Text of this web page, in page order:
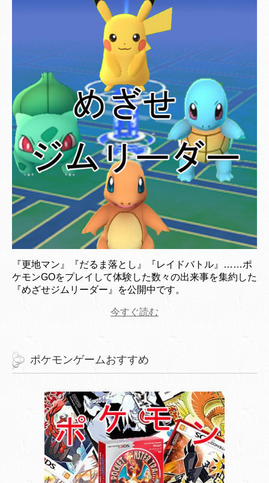
『更地マン』『だるま落とし』『レイドバトル』……ポ
ケモンGOをプレイして体験した数々の出来事を集約した
『めざせジムリーダー』を公開中です。
今すぐ読む
ポケモンゲームおすすめ